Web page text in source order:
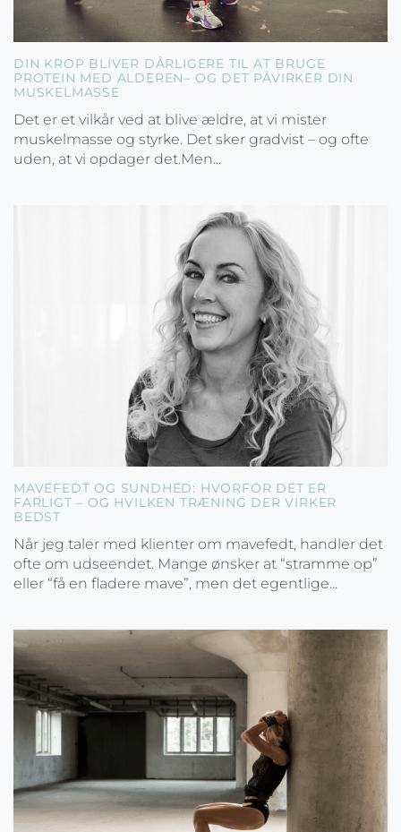
DIN KROP BLIVER DÅRLIGERE TIL AT BRUGE
PROTEIN MED ALDEREN– OG DET PÅVIRKER DIN
MUSKELMASSE
Det er et vilkår ved at blive ældre, at vi mister
muskelmasse og styrke. Det sker gradvist – og ofte
uden, at vi opdager det.Men...
MAVEFEDT OG SUNDHED: HVORFOR DET ER
FARLIGT – OG HVILKEN TRÆNING DER VIRKER
BEDST
Når jeg taler med klienter om mavefedt, handler det
ofte om udseendet. Mange ønsker at “stramme op”
eller “få en fladere mave”, men det egentlige...